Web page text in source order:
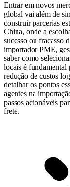
Entrar em novos
global vai além de
construir parcerias
China, onde a
sucesso ou fracasso
importador PME,
saber como
locais é fundamental
redução de custos
detalhar os pontos
agentes na
passos acionáveis
frete.